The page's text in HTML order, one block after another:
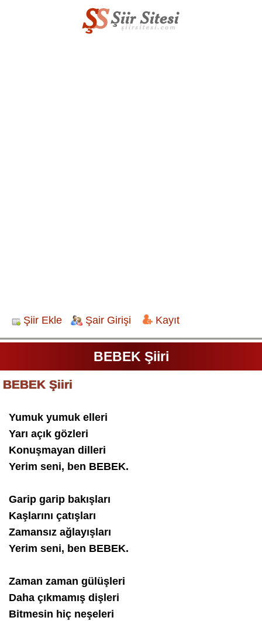
Şiir Ekle Şair Girişi Kayıt
BEBEK Şiiri
BEBEK Şiiri
Yumuk yumuk elleri
Yarı açık gözleri
Konuşmayan dilleri
Yerim seni, ben BEBEK.
Garip garip bakışları
Kaşlarını çatışları
Zamansız ağlayışları
Yerim seni, ben BEBEK.
Zaman zaman gülüşleri
Daha çıkmamış dişleri
Bitmesin hiç neşeleri